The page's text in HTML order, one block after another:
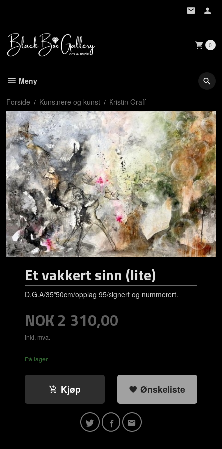
0
Meny
Forside Kunstnere og kunst Kristin Graff
Et vakkert sinn (lite)
D.G.A/35*50cm/opplag 95/signert og nummerert.
Pris
NOK2 310,00
inkl. mva.
På lager
Kjøp Ønskeliste